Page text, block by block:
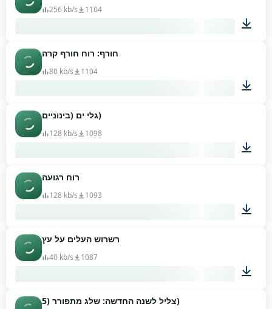
256 kb/s 1104
חורף: רוח חורף קרה
80 kb/s 1104
גלי ים (בינוניים)
128 kb/s 1098
רוח רגועה
128 kb/s 1093
רשרוש העלים על עץ
40 kb/s 1087
צליל לשנה החדשה: שלג מתפורר (5)